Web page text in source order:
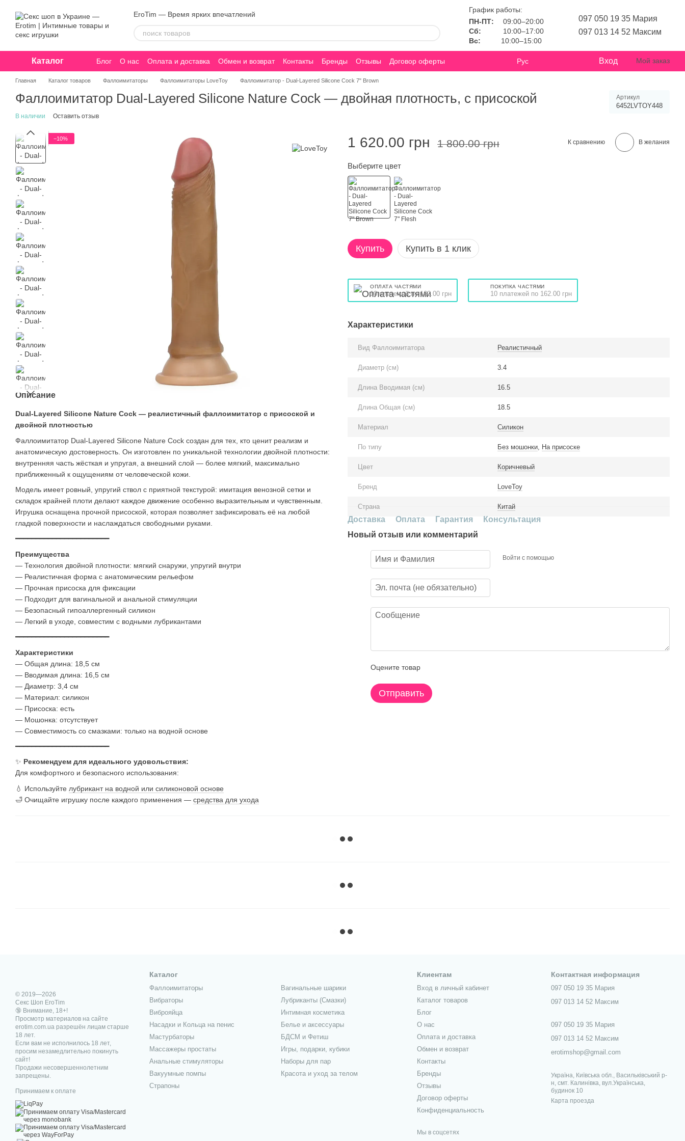
EroTim — Время ярких впечатлений
График работы:
ПН-ПТ:
09:00–20:00
Сб:
10:00–17:00
Вс:
10:00–15:00
097 050 19 35 Мария
097 013 14 52 Максим
Каталог Блог О нас Оплата и доставка Обмен и возврат Контакты Бренды Отзывы
Договор оферты
Конфиденциальность
Рус Вход Мой заказ
Главная Каталог товаров Фаллоимитаторы Фаллоимитаторы LoveToy Фаллоимитатор - Dual-Layered Silicone Cock 7" Brown
Фаллоимитатор Dual-Layered Silicone Nature Cock — двойная плотность, с присоской Артикул
6452LVTOY448
В наличии Оставить отзыв
−10%
Описание
Dual-Layered Silicone Nature Cock — реалистичный фаллоимитатор с присоской и
двойной плотностью
Фаллоимитатор Dual-Layered Silicone Nature Cock создан для тех, кто ценит реализм и
анатомическую достоверность. Он изготовлен по уникальной технологии двойной плотности:
внутренняя часть жёсткая и упругая, а внешний слой — более мягкий, максимально
приближенный к ощущениям от человеческой кожи.
Модель имеет ровный, упругий ствол с приятной текстурой: имитация венозной сетки и
складок крайней плоти делают каждое движение особенно выразительным и чувственным.
Игрушка оснащена прочной присоской, которая позволяет зафиксировать её на любой
гладкой поверхности и наслаждаться свободными руками.
━━━━━━━━━━━━━━━━━━━━━━━
Преимущества
— Технология двойной плотности: мягкий снаружи, упругий внутри
— Реалистичная форма с анатомическим рельефом
— Прочная присоска для фиксации
— Подходит для вагинальной и анальной стимуляции
— Безопасный гипоаллергенный силикон
— Легкий в уходе, совместим с водными лубрикантами
━━━━━━━━━━━━━━━━━━━━━━━
Характеристики
— Общая длина: 18,5 см
— Вводимая длина: 16,5 см
— Диаметр: 3,4 см
— Материал: силикон
— Присоска: есть
— Мошонка: отсутствует
— Совместимость со смазками: только на водной основе
━━━━━━━━━━━━━━━━━━━━━━━
✨ Рекомендуем для идеального удовольствия:
Для комфортного и безопасного использования:
💧 Используйте лубрикант на водной или силиконовой основе
🛁 Очищайте игрушку после каждого применения — средства для ухода
1 620.00 грн 1 800.00 грн К сравнению В желания
Выберите цвет
Купить Купить в 1 клик
ОПЛАТА ЧАСТЯМИ
10 платежей по 162.00 грн
ПОКУПКА ЧАСТЯМИ
10 платежей по 162.00 грн
Характеристики
Вид Фаллоимитатора Реалистичный
Диаметр (см) 3.4
Длина Вводимая (см) 16.5
Длина Общая (см) 18.5
Материал Силикон
По типу Без мошонки, На присоске
Цвет Коричневый
Бренд LoveToy
Страна Китай
Доставка Оплата Гарантия
Консультация
Новый отзыв или комментарий
Войти с помощью
Оцените товар
Отправить
© 2019—2026
Секс Шоп EroTim
🔞 Внимание, 18+!
Просмотр материалов на сайте
erotim.com.ua разрешён лицам старше
18 лет.
Если вам не исполнилось 18 лет,
просим незамедлительно покинуть
сайт!
Продажи несовершеннолетним
запрещены.
Принимаем к оплате
Каталог
Фаллоимитаторы
Вибраторы
Виброяйца
Насадки и Кольца на пенис
Мастурбаторы
Массажеры простаты
Анальные стимуляторы
Вакуумные помпы
Страпоны
Вагинальные шарики
Лубриканты (Смазки)
Интимная косметика
Белье и аксессуары
БДСМ и Фетиш
Игры, подарки, кубики
Наборы для пар
Красота и уход за телом
Клиентам
Вход в личный кабинет
Каталог товаров
Блог
О нас
Оплата и доставка
Обмен и возврат
Контакты
Бренды
Отзывы
Договор оферты
Конфиденциальность
Мы в соцсетях
Контактная информация
097 050 19 35 Мария
097 013 14 52 Максим
097 050 19 35 Мария
097 013 14 52 Максим
erotimshop@gmail.com
Україна, Київська обл., Васильківський р-
н, смт. Калинівка, вул.Українська,
будинок 10
Карта проезда